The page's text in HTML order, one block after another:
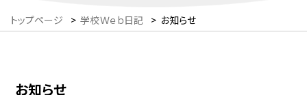
トップページ > 学校Ｗｅｂ日記 > お知らせ
お知らせ